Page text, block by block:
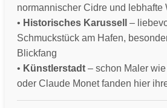
normannischer Cidre und lebhafte
• Historisches Karussell
–
Schmuckstück am Hafen,
Blickfang
• Künstlerstadt – schon Maler
oder Claude Monet fanden hier